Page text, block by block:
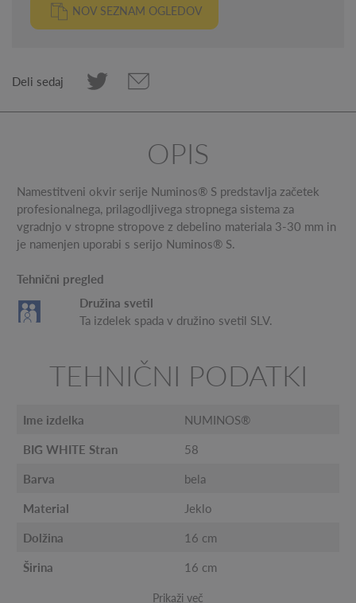
NOV SEZNAM OGLEDOV
Deli sedaj
OPIS
Namestitveni okvir serije Numinos® S predstavlja začetek
profesionalnega, prilagodljivega stropnega sistema za
vgradnjo v stropne stropove z debelino materiala 3-30 mm in
je namenjen uporabi s serijo Numinos® S.
Tehnični pregled
Družina svetil
Ta izdelek spada v družino svetil SLV.
TEHNIČNI PODATKI
Ime izdelka NUMINOS®
BIG WHITE Stran 58
Barva bela
Material Jeklo
Dolžina 16 cm
Širina 16 cm
Prikaži več